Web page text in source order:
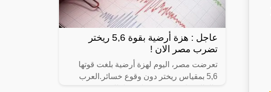
عاجل : هزة أرضية بقوة 5,6 ريختر
تضرب مصر الان !
تعرضت مصر، اليوم لهزة أرضية بلغت قوتها
5,6 بمقياس ريختر دون وقوع خسائر.العرب